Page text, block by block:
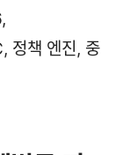
책 엔진, 중